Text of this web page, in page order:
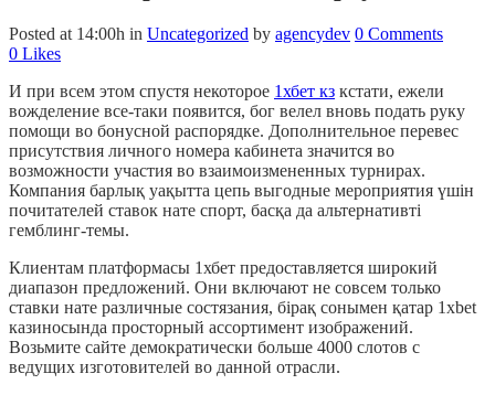
Posted at 14:00h in Uncategorized by agencydev 0 Comments
0 Likes
И при всем этом спустя некоторое 1хбет кз кстати, ежели
вожделение все-таки появится, бог велел вновь подать руку
помощи во бонусной распорядке. Дополнительное перевес
присутствия личного номера кабинета значится во
возможности участия во взаимоизмененных турнирах.
Компания барлық уақытта цепь выгодные мероприятия үшін
почитателей ставок нате спорт, басқа да альтернативті
гемблинг-темы.
Клиентам платформасы 1хбет предоставляется широкий
диапазон предложений. Они включают не совсем только
ставки нате различные состязания, бірақ сонымен қатар 1xbet
казиносында просторный ассортимент изображений.
Возьмите сайте демократически больше 4000 слотов с
ведущих изготовителей во данной отрасли.